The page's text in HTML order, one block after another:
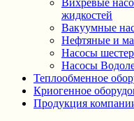
Вихревые
жидкостей
Вакуумные
Нефтяные и
Насосы
Насосы
Теплообменное
Криогенное
Продукция